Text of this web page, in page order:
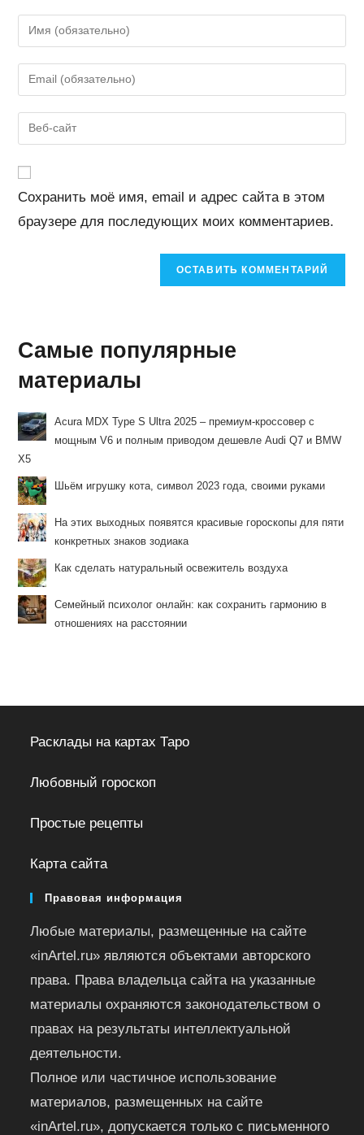
Введите
свое
имя
или
пользователя,
чтобы
прокомментировать
Введите
свой
email-
адрес,
Введите
URL
веб-
сайта
(необязательно)
Сохранить моё имя, email и адрес сайта в этом
браузере для последующих моих комментариев.
Самые популярные
материалы
Acura MDX Type S Ultra 2025 – премиум-кроссовер с
мощным V6 и полным приводом дешевле Audi Q7 и BMW
X5
Шьём игрушку кота, символ 2023 года, своими руками
На этих выходных появятся красивые гороскопы для пяти
конкретных знаков зодиака
Как сделать натуральный освежитель воздуха
Семейный психолог онлайн: как сохранить гармонию в
отношениях на расстоянии
Расклады на картах Таро
Любовный гороскоп
Простые рецепты
Карта сайта
Правовая информация
Любые материалы, размещенные на сайте
«inArtel.ru» являются объектами авторского
права. Права владельца сайта на указанные
материалы охраняются законодательством о
правах на результаты интеллектуальной
деятельности.
Полное или частичное использование
материалов, размещенных на сайте
«inArtel.ru», допускается только с письменного